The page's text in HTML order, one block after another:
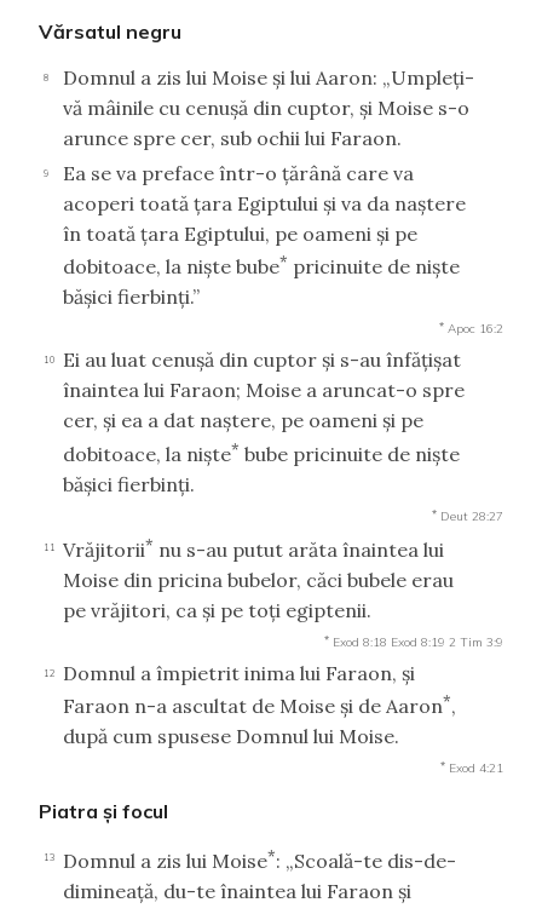
Vărsatul negru
8
Domnul a zis lui Moise şi lui Aaron: „Umpleţi-
vă mâinile cu cenuşă din cuptor, şi Moise s-o
arunce spre cer, sub ochii lui Faraon.
9
Ea se va preface într-o ţărână care va
acoperi toată ţara Egiptului şi va da naştere
în toată ţara Egiptului, pe oameni şi pe
dobitoace, la nişte bube* pricinuite de nişte
băşici fierbinţi.”
* Apoc 16:2
10
Ei au luat cenuşă din cuptor şi s-au înfăţişat
înaintea lui Faraon; Moise a aruncat-o spre
cer, şi ea a dat naştere, pe oameni şi pe
dobitoace, la nişte* bube pricinuite de nişte
băşici fierbinţi.
* Deut 28:27
11 Vrăjitorii* nu s-au putut arăta înaintea lui
Moise din pricina bubelor, căci bubele erau
pe vrăjitori, ca şi pe toţi egiptenii.
* Exod 8:18 Exod 8:19 2 Tim 3:9
12
Domnul a împietrit inima lui Faraon, şi
Faraon n-a ascultat de Moise şi de Aaron*,
după cum spusese Domnul lui Moise.
* Exod 4:21
Piatra şi focul
13 Domnul a zis lui Moise*: „Scoală-te dis-de-
dimineaţă, du-te înaintea lui Faraon şi